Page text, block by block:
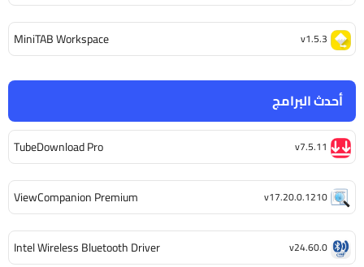
أحدث البرامج
TubeDownload Pro v7.5.11
ViewCompanion Premium v17.20.0.1210
Intel Wireless Bluetooth Driver v24.60.0
MiniTAB Workspace v1.5.3